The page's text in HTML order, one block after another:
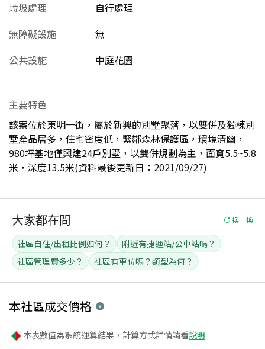
垃圾處理
自行處理
無障礙設施
無
公共設施
中庭花園
主要特色
該案位於東明一街，屬於新興的別墅聚落，以雙併及獨棟別
墅產品居多，住宅密度低，緊鄰森林保護區，環境清幽，
980坪基地僅興建24戶別墅，以雙併規劃為主，面寬5.5~5.8
米，深度13.5米(資料最後更新日：2021/09/27)
大家都在問 換一換
社區自住/出租比例如何？
附近有捷運站/公車站嗎？
社區管理費多少？
社區有車位嗎？類型為何？
本社區成交價格
本表數值為系統運算結果，計算方式詳情請看說明